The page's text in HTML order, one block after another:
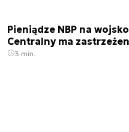
Pieniądze NBP na
Centralny ma
3 min.